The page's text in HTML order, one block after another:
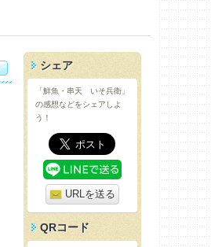
シェア
「鮮魚・串天 いそ兵衛」
の感想などをシェアしよ
う！
URLを送る
QRコード